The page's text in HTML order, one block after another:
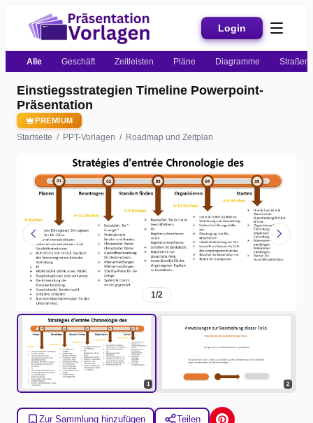
Login
Alle Geschäft Zeitleisten Pläne Diagramme
Einstiegsstrategien Timeline Powerpoint-
Präsentation
PREMIUM
Startseite / PPT-Vorlagen / Roadmap und Zeitplan
chevron_left chevron_right
1/2
1 2
Zur Sammlung hinzufügen Teilen